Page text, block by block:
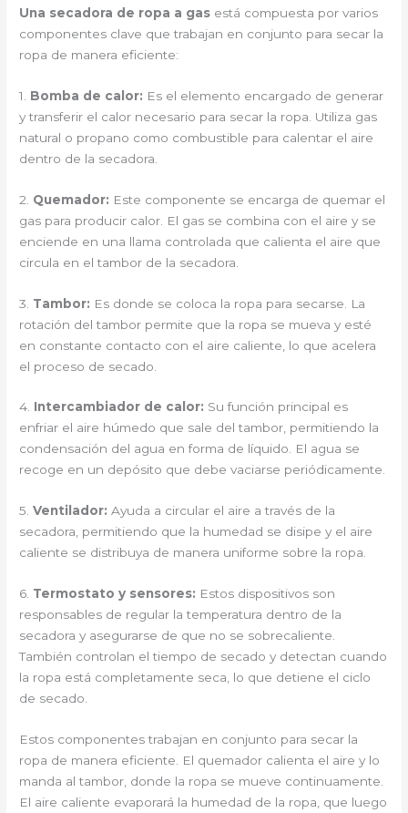
Una secadora de ropa a gas está compuesta por varios
componentes clave que trabajan en conjunto para secar la
ropa de manera eficiente:
1. Bomba de calor: Es el elemento encargado de generar
y transferir el calor necesario para secar la ropa. Utiliza gas
natural o propano como combustible para calentar el aire
dentro de la secadora.
2. Quemador: Este componente se encarga de quemar el
gas para producir calor. El gas se combina con el aire y se
enciende en una llama controlada que calienta el aire que
circula en el tambor de la secadora.
3. Tambor: Es donde se coloca la ropa para secarse. La
rotación del tambor permite que la ropa se mueva y esté
en constante contacto con el aire caliente, lo que acelera
el proceso de secado.
4. Intercambiador de calor: Su función principal es
enfriar el aire húmedo que sale del tambor, permitiendo la
condensación del agua en forma de líquido. El agua se
recoge en un depósito que debe vaciarse periódicamente.
5.Ventilador: Ayuda a circular el aire a través de la
secadora, permitiendo que la humedad se disipe y el aire
caliente se distribuya de manera uniforme sobre la ropa.
6. Termostato y sensores: Estos dispositivos son
responsables de regular la temperatura dentro de la
secadora y asegurarse de que no se sobrecaliente.
También controlan el tiempo de secado y detectan cuando
la ropa está completamente seca, lo que detiene el ciclo
de secado.
Estos componentes trabajan en conjunto para secar la
ropa de manera eficiente. El quemador calienta el aire y lo
manda al tambor, donde la ropa se mueve continuamente.
El aire caliente evaporará la humedad de la ropa, que luego